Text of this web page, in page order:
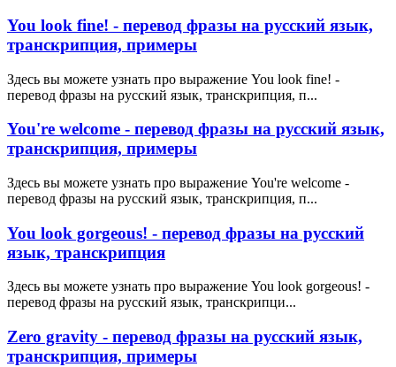
You look fine! - перевод фразы на русский язык,
транскрипция, примеры
Здесь вы можете узнать про выражение You look fine! -
перевод фразы на русский язык, транскрипция, п...
You're welcome - перевод фразы на русский язык,
транскрипция, примеры
Здесь вы можете узнать про выражение You're welcome -
перевод фразы на русский язык, транскрипция, п...
You look gorgeous! - перевод фразы на русский
язык, транскрипция
Здесь вы можете узнать про выражение You look gorgeous! -
перевод фразы на русский язык, транскрипци...
Zero gravity - перевод фразы на русский язык,
транскрипция, примеры